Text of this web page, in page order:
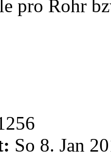
pro Rohr
So 8. Jan